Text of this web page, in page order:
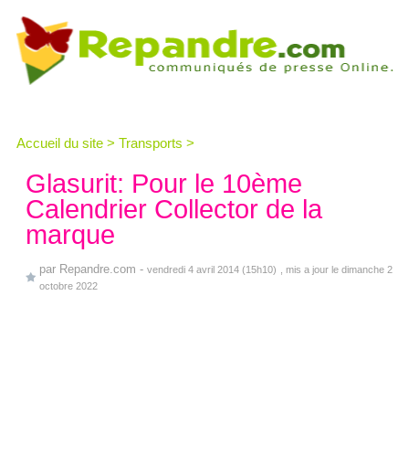
Accueil du site > Transports >
Glasurit: Pour le 10ème
Calendrier Collector de la
marque
par Repandre.com - vendredi 4 avril 2014 (15h10)
, mis a jour le dimanche 2
octobre 2022